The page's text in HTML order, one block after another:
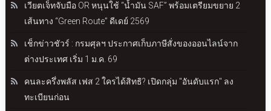
เวียตเจ็ทจับมือ OR หนุนใช้ “น้ำมัน SAF” พร้อมเตรียมขยาย 2
เส้นทาง “Green Route” ดีเดย์ 2569
เช็กข่าวชัวร์ : กรมศุลฯ ประกาศเก็บภาษีสั่งของออนไลน์จาก
ต่างประเทศ เริ่ม 1 ม.ค. 69
คนละครึ่งพลัส เฟส 2 ใครได้สิทธิ? เปิดกลุ่ม "อันดับแรก" ลง
ทะเบียนก่อน